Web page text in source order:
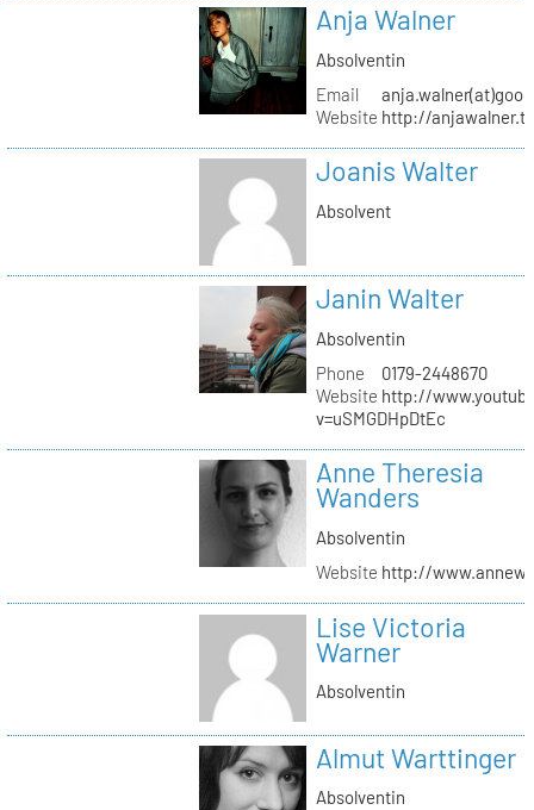
Anja Walner
Absolventin
Email
Website http://
Joanis Walter
Absolvent
Janin Walter
Absolventin
Phone
0179-2448670
Website http://
v=uSMGDHpDtEc
Anne Theresia
Wanders
Absolventin
Website http://
Lise Victoria
Warner
Absolventin
Almut Warttinger
Absolventin